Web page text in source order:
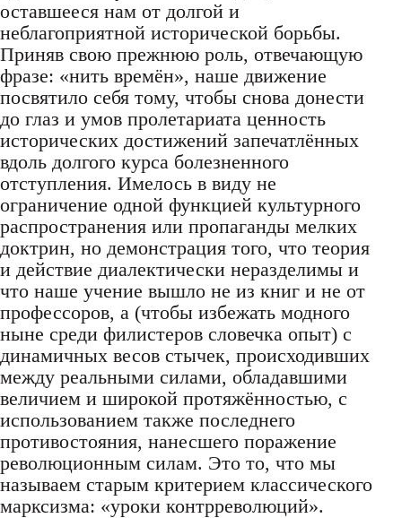
оставшееся нам от долгой и
неблагоприятной исторической борьбы.
Приняв свою прежнюю роль, отвечающую
фразе: «нить времён», наше движение
посвятило себя тому, чтобы снова донести
до глаз и умов пролетариата ценность
исторических достижений запечатлённых
вдоль долгого курса болезненного
отступления. Имелось в виду не
ограничение одной функцией культурного
распространения или пропаганды мелких
доктрин, но демонстрация того, что теория
и действие диалектически неразделимы и
что наше учение вышло не из книг и не от
профессоров, а (чтобы избежать модного
ныне среди филистеров словечка опыт) с
динамичных весов стычек, происходивших
между реальными силами, обладавшими
величием и широкой протяжённостью, с
использованием также последнего
противостояния, нанесшего поражение
революционным силам. Это то, что мы
называем старым критерием классического
марксизма: «уроки контрреволюций».